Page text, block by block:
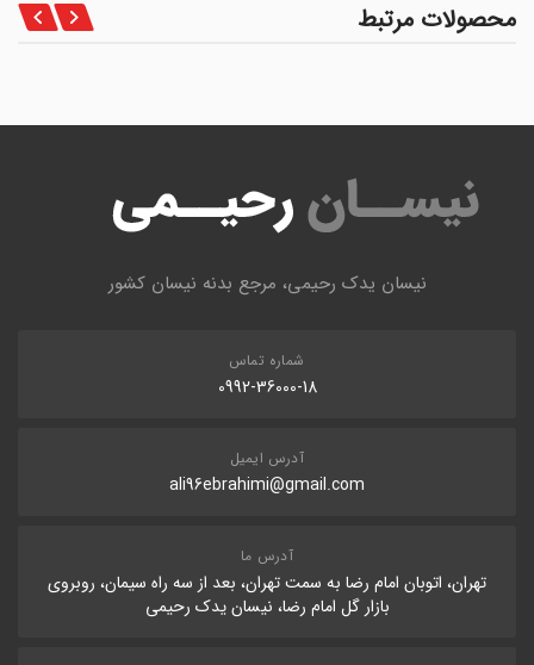
محصولات مرتبط
نیسان یدک رحیمی، مرجع بدنه نیسان کشور
شماره تماس
0992-36000-18
آدرس ایمیل
ali96ebrahimi@gmail.com
آدرس ما
تهران، اتوبان امام رضا به سمت تهران، بعد از سه راه سیمان، روبروی
بازار گل امام رضا، نیسان یدک رحیمی